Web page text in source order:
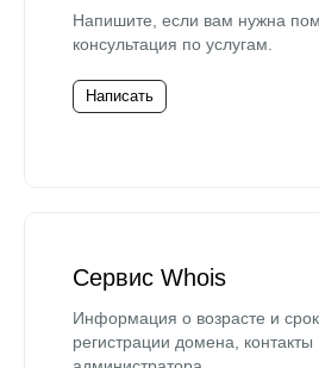
Напишите, если вам нужна
консультация по услугам.
Написать
Сервис Whois
Информация о возрасте и
регистрации домена, контакты